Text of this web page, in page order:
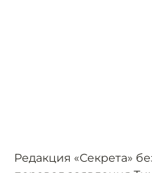
Редакция «Секрета»